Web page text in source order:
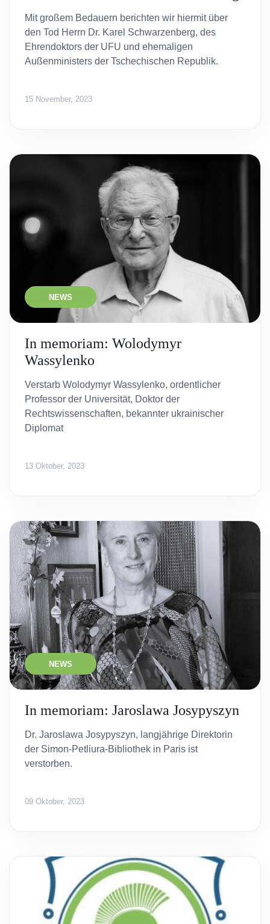
Mit großem Bedauern berichten wir hiermit über
den Tod Herrn Dr. Karel Schwarzenberg, des
Ehrendoktors der UFU und ehemaligen
Außenministers der Tschechischen Republik.
15 November, 2023
NEWS
In memoriam: Wolodymyr
Wassylenko
Verstarb Wolodymyr Wassylenko, ordentlicher
Professor der Universität, Doktor der
Rechtswissenschaften, bekannter ukrainischer
Diplomat
13 Oktober, 2023
NEWS
In memoriam: Jaroslawa Josypyszyn
Dr. Jaroslawa Josypyszyn, langjährige Direktorin
der Simon-Petliura-Bibliothek in Paris ist
verstorben.
09 Oktober, 2023